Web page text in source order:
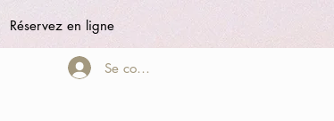
Réservez en ligne
Se connecter